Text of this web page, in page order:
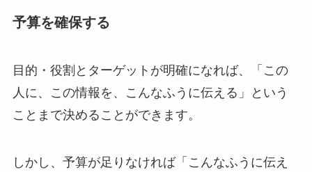
予算を確保する
目的・役割とターゲットが明確になれば、「この
人に、この情報を、こんなふうに伝える」という
ことまで決めることができます。
しかし、予算が足りなければ「こんなふうに伝え